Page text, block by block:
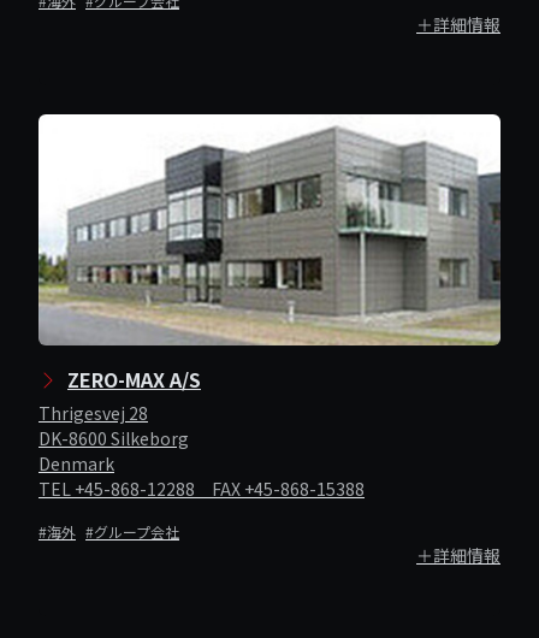
＋詳細情報
ZERO-MAX A/S
Thrigesvej 28
DK-8600 Silkeborg
Denmark
TEL +45-868-12288 FAX +45-868-15388
#海外 #グループ会社
＋詳細情報